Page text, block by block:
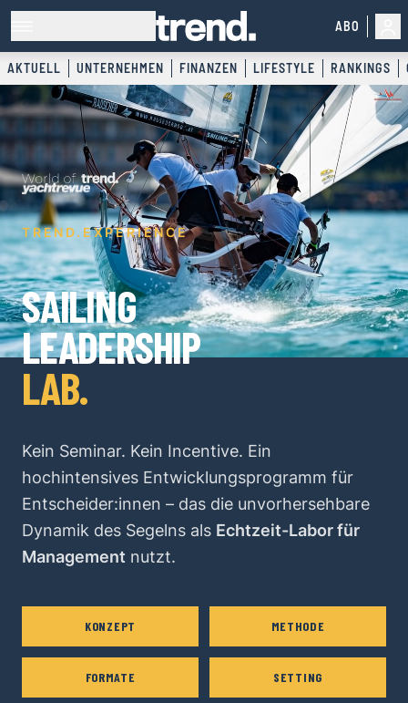
ABO
AKTUELL UNTERNEHMEN FINANZEN LIFESTYLE RANKINGS
TREND.EXPERIENCE
SAILING
LEADERSHIP
LAB.
Kein Seminar. Kein Incentive. Ein
hochintensives Entwicklungsprogramm für
Entscheider:innen – das die unvorhersehbare
Dynamik des Segelns als Echtzeit-Labor für
Management nutzt.
KONZEPT METHODE
FORMATE SETTING